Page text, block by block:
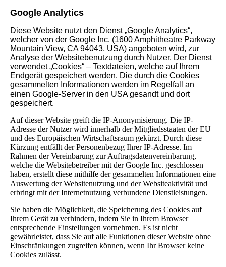
Google Analytics
Diese Website nutzt den Dienst „Google Analytics“,
welcher von der Google Inc. (1600 Amphitheatre Parkway
Mountain View, CA 94043, USA) angeboten wird, zur
Analyse der Websitebenutzung durch Nutzer. Der Dienst
verwendet „Cookies“ – Textdateien, welche auf Ihrem
Endgerät gespeichert werden. Die durch die Cookies
gesammelten Informationen werden im Regelfall an
einen Google-Server in den USA gesandt und dort
gespeichert.
Auf dieser Website greift die IP-Anonymisierung. Die IP-
Adresse der Nutzer wird innerhalb der Mitgliedsstaaten der EU
und des Europäischen Wirtschaftsraum gekürzt. Durch diese
Kürzung entfällt der Personenbezug Ihrer IP-Adresse. Im
Rahmen der Vereinbarung zur Auftragsdatenvereinbarung,
welche die Websitebetreiber mit der Google Inc. geschlossen
haben, erstellt diese mithilfe der gesammelten Informationen eine
Auswertung der Websitenutzung und der Websiteaktivität und
erbringt mit der Internetnutzung verbundene Dienstleistungen.
Sie haben die Möglichkeit, die Speicherung des Cookies auf
Ihrem Gerät zu verhindern, indem Sie in Ihrem Browser
entsprechende Einstellungen vornehmen. Es ist nicht
gewährleistet, dass Sie auf alle Funktionen dieser Website ohne
Einschränkungen zugreifen können, wenn Ihr Browser keine
Cookies zulässt.